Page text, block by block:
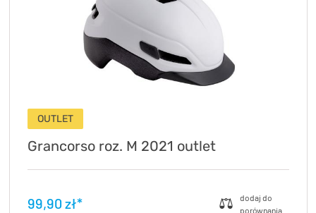
OUTLET
Grancorso roz. M 2021 outlet
99,90 zł*